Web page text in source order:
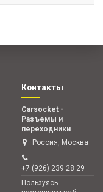
Контакты
Carsocket -
Разъемы и
переходники
Россия, Москва
+7 (926) 239 28 29
Пользуясь